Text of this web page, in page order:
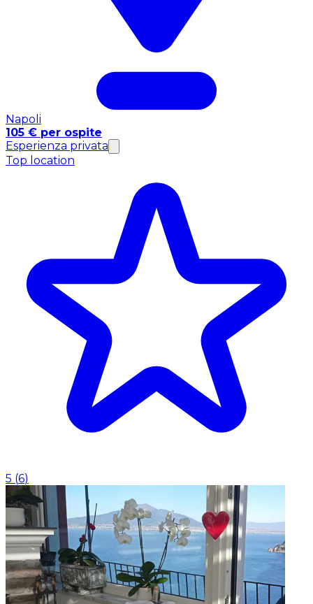
Napoli
105 € per ospite
Esperienza privata
Top location
5 (6)